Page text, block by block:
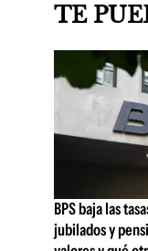
TE
BPS baja las
jubilados y